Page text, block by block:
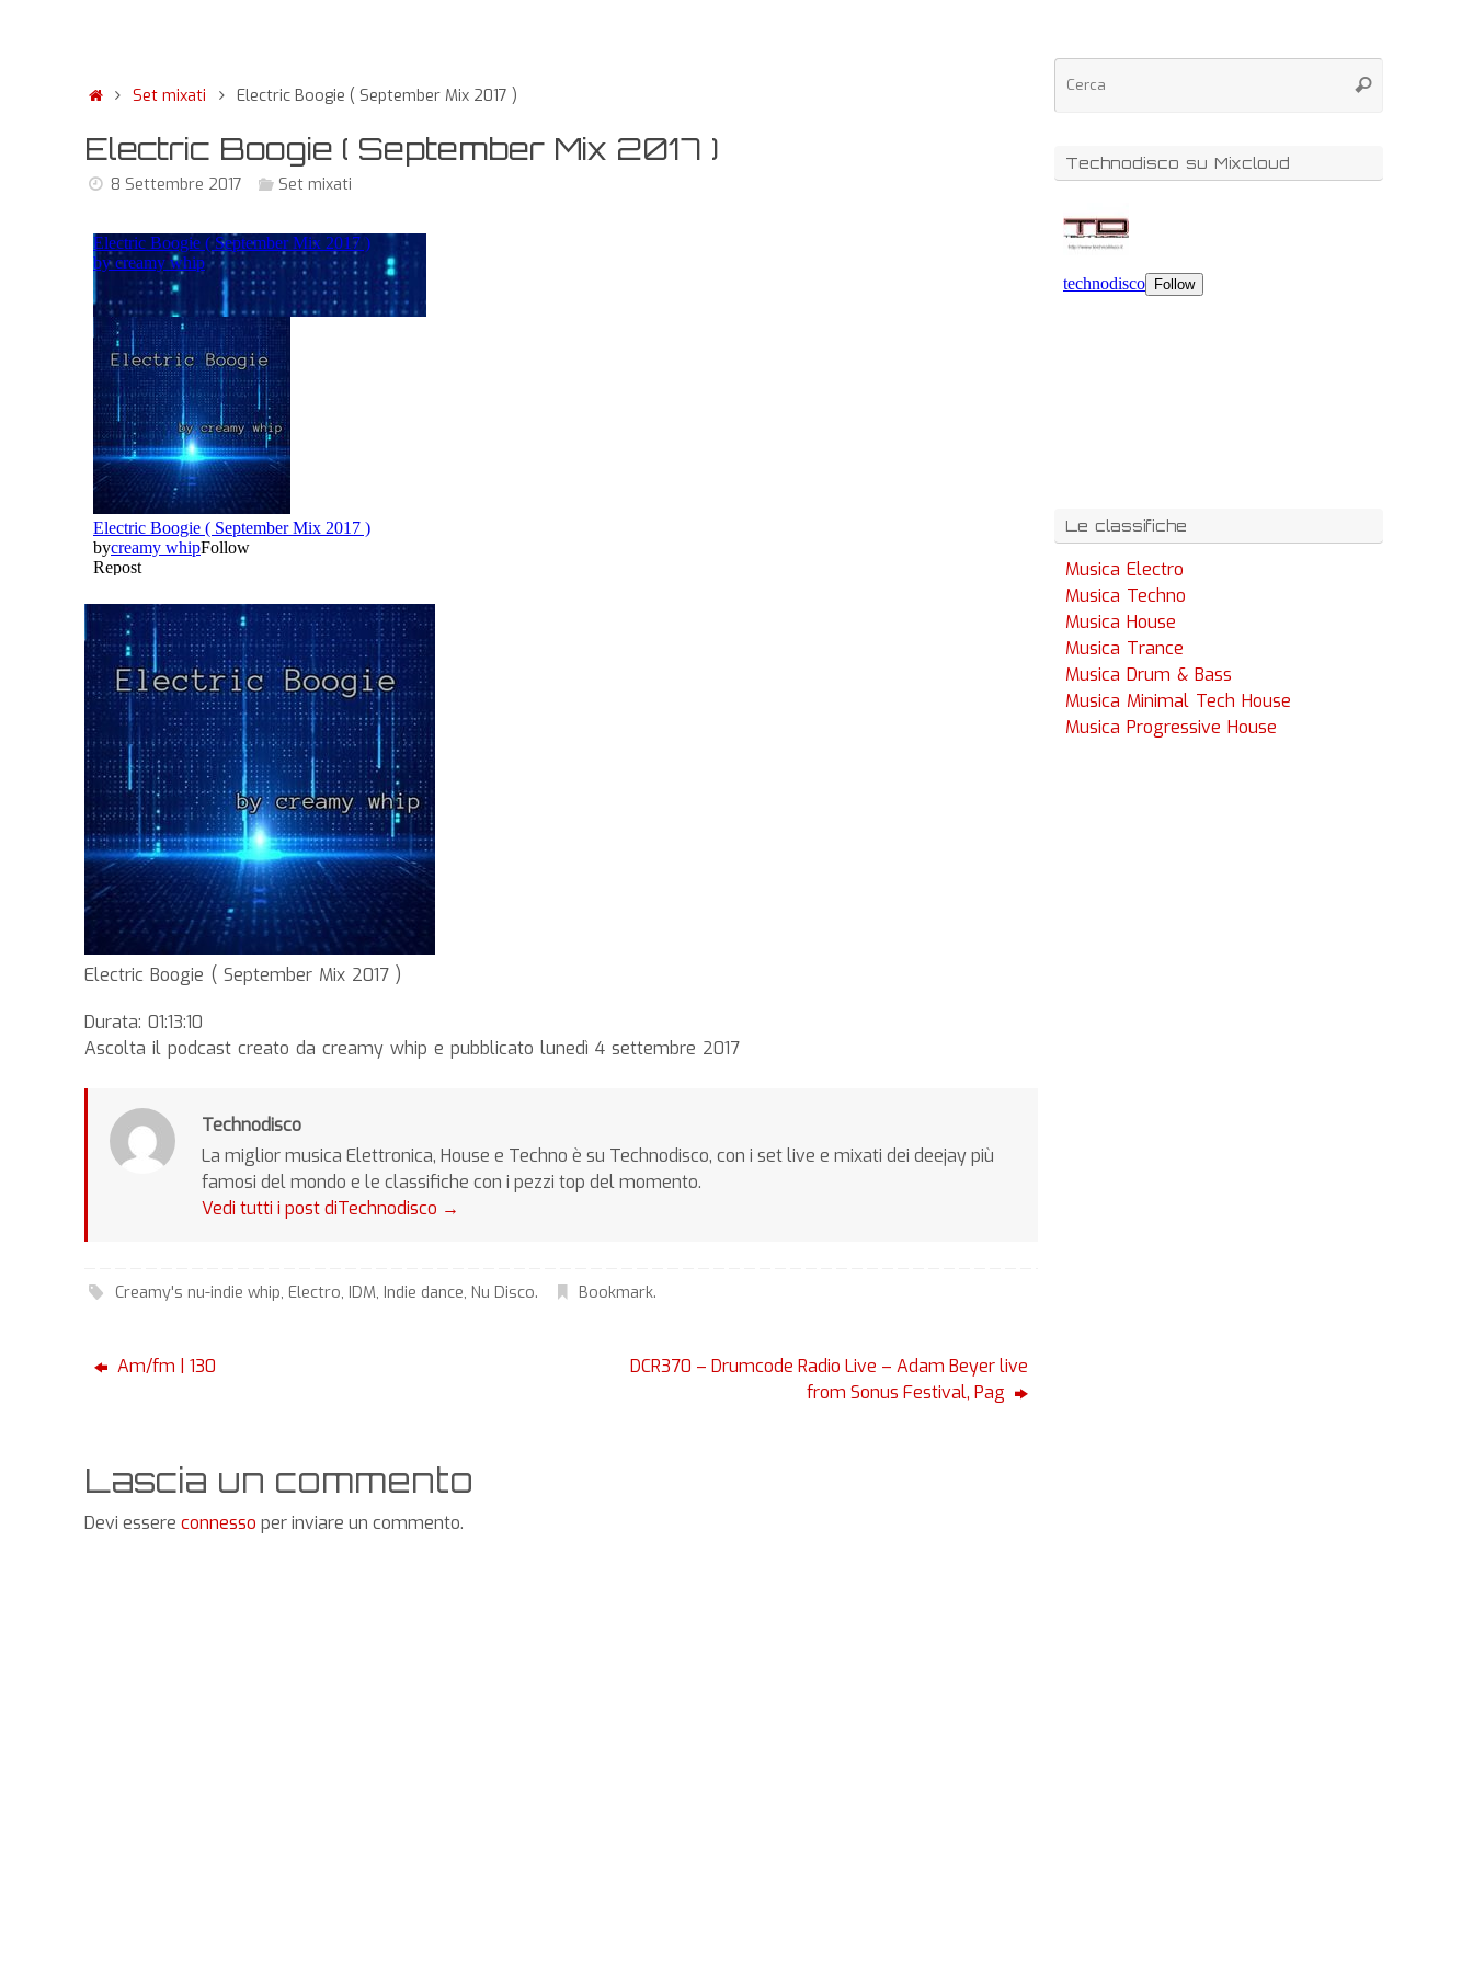
Set mixati Electric Boogie ( September Mix 2017 )
Electric Boogie ( September Mix 2017 )
8 Settembre 2017 Set mixati
Electric Boogie ( September Mix 2017 )
Durata: 01:13:10
Ascolta il podcast creato da creamy whip e pubblicato lunedì 4 settembre 2017
Technodisco
La miglior musica Elettronica, House e Techno è su Technodisco, con i set live e mixati dei deejay più
famosi del mondo e le classifiche con i pezzi top del momento.
Vedi tutti i post diTechnodisco →
Creamy's nu-indie whip,Electro,IDM,Indie dance,Nu Disco. Bookmark.
Am/fm | 130
DCR370 – Drumcode Radio Live – Adam Beyer live
from Sonus Festival, Pag
Lascia un commento
Devi essere connesso per inviare un commento.
Technodisco su Mixcloud
Le classifiche
Musica Electro
Musica Techno
Musica House
Musica Trance
Musica Drum & Bass
Musica Minimal Tech House
Musica Progressive House